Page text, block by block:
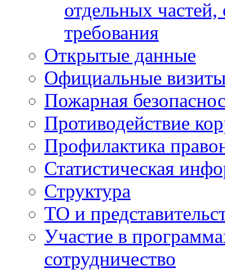
отдельных
требования
Открытые данные
Официальные
Пожарная
Противодействие
Профилактика
Статистическая
Структура
ТО и
Участие в
сотрудничество